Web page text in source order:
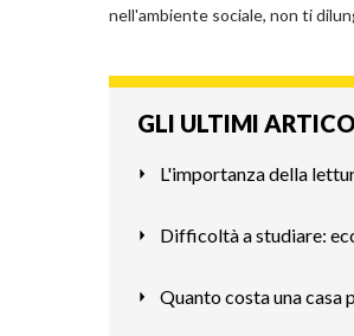
nell'ambiente sociale, non ti
GLI ULTIMI
L'importanza della
Quanto costa una casa